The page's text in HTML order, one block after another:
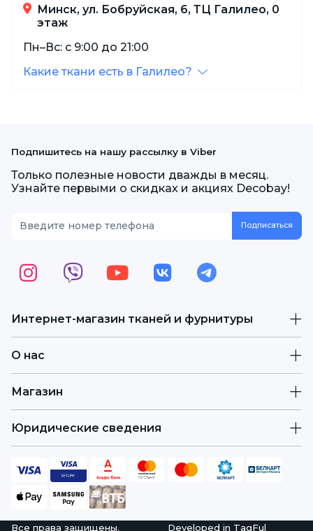
Минск, ул. Бобруйская, 6, ТЦ Галилео, 0
этаж
Пн–Вс: с 9:00 до 21:00
Какие ткани есть в Галилео?
Интернет-магазин тканей и фурнитуры
О нас
Магазин
Юридические сведения
Подпишитесь на нашу рассылку в Viber
Только полезные новости дважды в месяц.
Узнайте первыми о скидках и акциях Decobay!
Все права защищены. Developed in TagFul